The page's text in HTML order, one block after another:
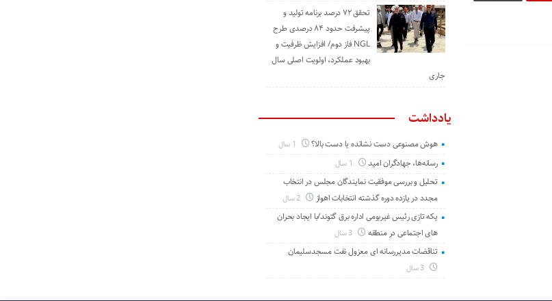
تحقق ۷۲ درصد برنامه تولید و
پیشرفت حدود ۸۴ درصدی طرح
NGL فاز دوم/ افزایش ظرفیت و
بهبود عملکرد، اولویت اصلی سال
جاری
یادداشت
هوش مصنوعی دست نشانده یا دست بالا؟
رسانه‌ها، جهادگران امید
تحلیل و بررسی موفقیت نمایندگان مجلس در انتخاب
مجدد در یازده دوره گذشته انتخابات اهواز
یکه تازی رئیس غیربومی اداره برق گتوند/با ایجاد بحران
های اجتماعی در منطقه
تناقضات مدیررسانه ای معزول نفت مسجدسلیمان